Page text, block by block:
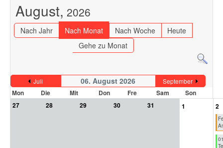
August, 2026
Nach Jahr Nach Monat Nach Woche
Heute
Gehe zu Monat
Juli 06. August 2026 September
Mon Die Mit Don Fre Sam
Son
27
28 29 30 31 1 2